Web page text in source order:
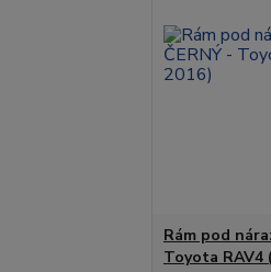
Rám pod
Toyota RAV4